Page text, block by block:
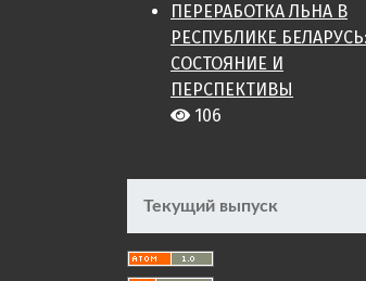
ПЕРЕРАБОТКА ЛЬНА В
РЕСПУБЛИКЕ БЕЛАРУСЬ:
СОСТОЯНИЕ И
ПЕРСПЕКТИВЫ
106
Текущий выпуск